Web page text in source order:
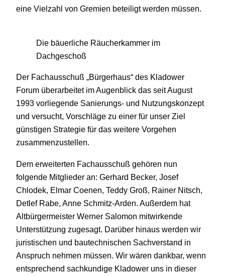
eine Vielzahl von Gremien beteiligt werden müssen.
Die bäuerliche Räucherkammer im
Dachgeschoß
Der Fachausschuß „Bürgerhaus“ des Kladower
Forum überarbeitet im Augenblick das seit August
1993 vorliegende Sanierungs- und Nutzungskonzept
und versucht, Vorschläge zu einer für unser Ziel
günstigen Strategie für das weitere Vorgehen
zusammenzustellen.
Dem erweiterten Fachausschuß gehören nun
folgende Mitglieder an: Gerhard Becker, Josef
Chlodek, Elmar Coenen, Teddy Groß, Rainer Nitsch,
Detlef Rabe, Anne Schmitz-Arden. Außerdem hat
Altbürgermeister Werner Salomon mitwirkende
Unterstützung zugesagt. Darüber hinaus werden wir
juristischen und bautechnischen Sachverstand in
Anspruch nehmen müssen. Wir wären dankbar, wenn
entsprechend sachkundige Kladower uns in dieser